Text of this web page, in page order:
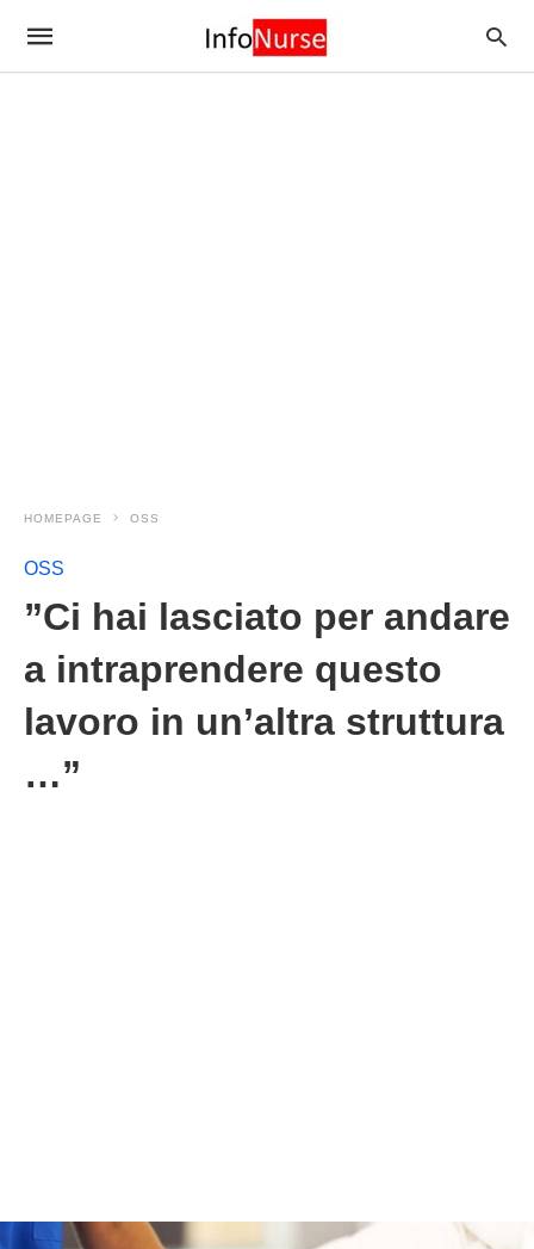
HOMEPAGE OSS
OSS
”Ci hai lasciato per andare
a intraprendere questo
lavoro in un’altra struttura
…”